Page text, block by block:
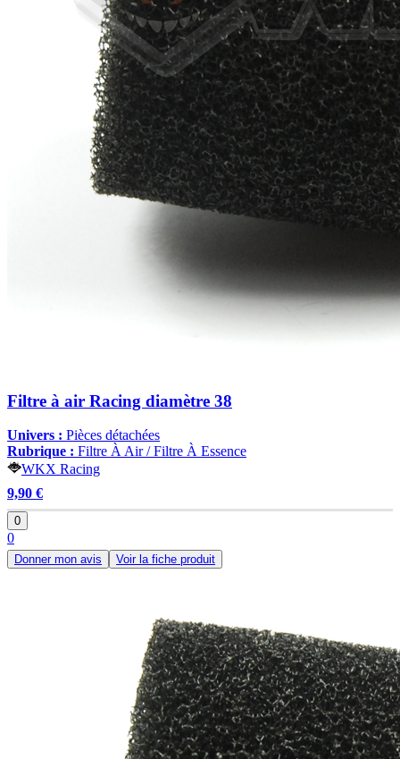
Filtre à air Racing diamètre 38
Univers : Pièces détachées
Rubrique : Filtre À Air / Filtre À Essence
WKX Racing
9,90 €
0
0
Donner mon avis Voir la fiche produit